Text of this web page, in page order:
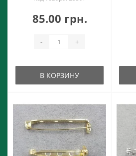
85.00 грн.
- +
В КОРЗИНУ